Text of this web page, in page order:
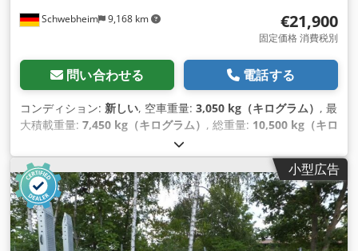
Schwebheim 9,168 km €21,900
固定価格 消費税別
問い合わせる 電話する
コンディション: 新しい, 空車重量: 3,050 kg（キログラム） , 最
大積載重量: 7,450 kg（キログラム） , 総重量: 10,500 kg（キロ
, 荷室長:
mm, サスペンション:鋼, タイヤサイズ:235 / 75 R 17,5, ホイ
ールベース:990 mm, 色:その他, 変速方式:その他, フロントタ
イヤサイズ:235 / 75 R 17,5, 後輪タイヤサイズ:235 / 75 R
17,5, 運転席:その他, 排出クラス:なし, 燃料:バイオディーゼ
ル, 装備:ABS（アンチロック・ブレーキ・システム）, 圧縮空
気ブレーキ,
小型広告